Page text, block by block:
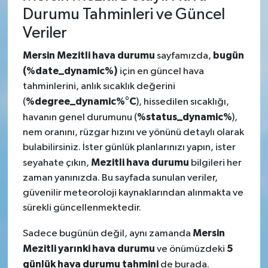
Durumu Tahminleri ve Güncel
Veriler
Mersin Mezitli hava durumu sayfamızda, bugün
(%date_dynamic%) için en güncel hava
tahminlerini, anlık sıcaklık değerini
(%degree_dynamic%°C), hissedilen sıcaklığı,
havanın genel durumunu (%status_dynamic%),
nem oranını, rüzgar hızını ve yönünü detaylı olarak
bulabilirsiniz. İster günlük planlarınızı yapın, ister
seyahate çıkın, Mezitli hava durumu bilgileri her
zaman yanınızda. Bu sayfada sunulan veriler,
güvenilir meteoroloji kaynaklarından alınmakta ve
sürekli güncellenmektedir.
Sadece bugünün değil, aynı zamanda Mersin
Mezitli yarınki hava durumu ve önümüzdeki 5
günlük hava durumu tahmini de burada.